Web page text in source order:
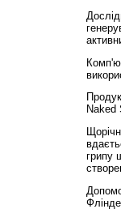
Naked
грипу